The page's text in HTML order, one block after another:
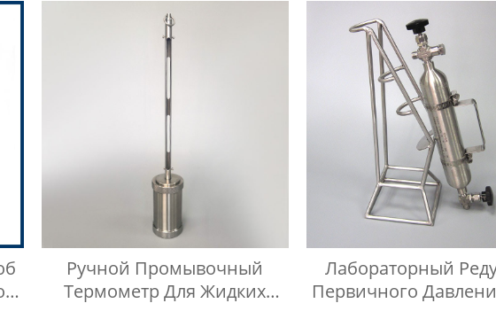
Нержавеющей Стали 304,
Тип Кнопки Быстрого
Соединителя
Сжиженного
Газа
Ручной Промывочный
Термометр Для Жидких
Лабораторный
Первичного